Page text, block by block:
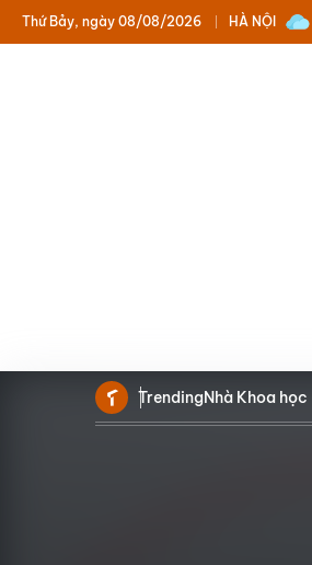
HÀ NỘI
Thứ Bảy, ngày 08/08/2026
TrendingNhà Khoa